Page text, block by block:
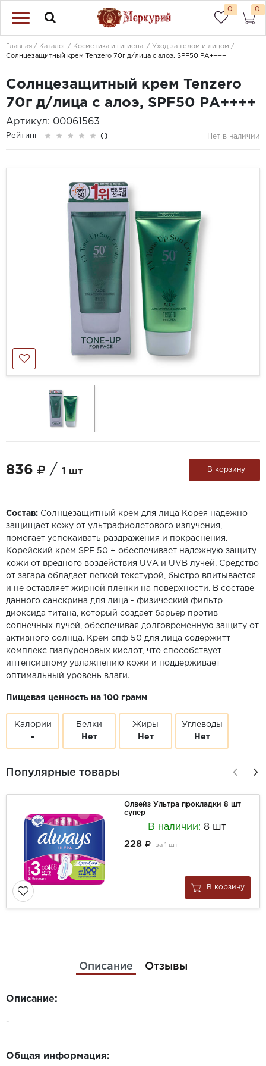
0 0
Главная Каталог Косметика и гигиена.
Уход за телом и лицом
Солнцезащитный крем Tenzero 70г д/лица с алоэ, SPF50 PА++++
Солнцезащитный крем Tenzero
70г д/лица с алоэ, SPF50 PА++++
Артикул: 00061563
Рейтинг () Нет в наличии
836 / 1 шт В корзину
Состав: Солнцезащитный крем для лица Корея надежно
защищает кожу от ультрафиолетового излучения,
помогает успокаивать раздражения и покраснения.
Корейский крем SPF 50 + обеспечивает надежную защиту
кожи от вредного воздействия UVA и UVB лучей. Средство
от загара обладает легкой текстурой, быстро впитывается
и не оставляет жирной пленки на поверхности. В составе
данного санскрина для лица - физический фильтр
диоксида титана, который создает барьер против
солнечных лучей, обеспечивая долговременную защиту от
активного солнца. Крем спф 50 для лица содержитт
комплекс гиалуроновых кислот, что способствует
интенсивному увлажнению кожи и поддерживает
оптимальный уровень влаги.
Пищевая ценность на 100 грамм
Калории
-
Белки
Нет
Жиры
Нет
Углеводы
Нет
Популярные товары
Олвейз Ультра прокладки 8 шт
супер
В наличии:8 шт
228
за 1 шт
В корзину
Описание Отзывы
Описание:
-
Общая информация: